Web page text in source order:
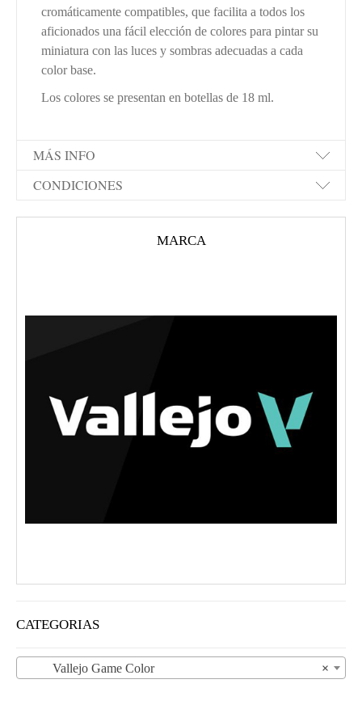
cromáticamente compatibles, que facilita a todos los
aficionados una fácil elección de colores para pintar su
miniatura con las luces y sombras adecuadas a cada
color base.
Los colores se presentan en botellas de 18 ml.
MÁS INFO
CONDICIONES
MARCA
CATEGORIAS
×
Vallejo Game Color